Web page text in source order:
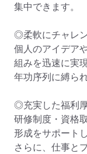
集中できます。
◎柔軟にチャレ
個人のアイデア
組みを迅速に実
年功序列に縛ら
◎充実した福利
研修制度・資格
形成をサポート
さらに、仕事と